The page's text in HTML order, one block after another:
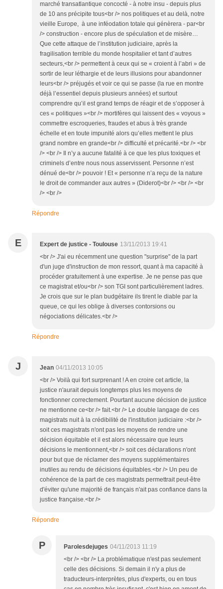
marché transatlantique concocté - à notre insu - depuis plus
de 10 ans précipite tous<br /> nos politiques et au delà, notre
vieille Europe, à une inféodation totale qui génèrera - par<br
/> construction - encore plus de spéculation et de misère…
Que cette attaque de l’institution judiciaire, après la
fragilisation terrible du monde hospitalier et tant d’autres
secteurs,<br /> permettent à ceux qui se « croient à l’abri » de
sortir de leur léthargie et de leurs illusions pour abandonner
leurs<br /> préjugés et voir ce qui se passe (la rue en montre
déjà l’essentiel depuis plusieurs années) et surtout
comprendre qu’il est grand temps de réagir et de s’opposer à
ces « politiques »<br /> mortifères qui laissent des « voyous »
commettre escroqueries, fraudes et abus à très grande
échelle et en toute impunité alors qu’elles mettent le plus
grand nombre en grande<br /> difficulté et précarité.<br /> <br
/> <br /> Il n’y a aucune fatalité à ce que les plus toxiques et
criminels d’entre nous nous asservissent. Personne n’est
dénué de<br /> pouvoir ! Et « personne n’a reçu de la nature
le droit de commander aux autres » (Diderot)<br /> <br /> <br
/> <br />
Répondre
E Expert de justice - Toulouse 13/11/2013 19:41
<br /> J'ai eu récemment une question "surprise" de la part
d'un juge d'instruction de mon ressort, quant à ma capacité à
procéder gratuitement à une expertise. Je ne pense pas que
ce magistrat et/ou<br /> son TGI sont particulièrement ladres.
Je crois que sur le plan budgétaire ils tirent le diable par la
queue, ce qui les oblige à diverses contorsions ou
négociations délicates.<br />
Répondre
J Jean 04/11/2013 10:05
<br /> Voilà qui fort surprenant ! A en croire cet article, la
justice n'aurait depuis longtemps plus les moyens de
fonctionner correctement. Pourtant aucune décision de justice
ne mentionne ce<br /> fait.<br /> Le double langage de ces
magistrats nuit à la crédibilité de l'institution judiciaire :<br />
soit ces magistrats n'ont pas les moyens de rendre une
décision équitable et il est alors nécessaire que leurs
décisions le mentionnent,<br /> soit ces déclarations n'ont
pour but que de réclamer des moyens supplémentaires
inutiles au rendu de décisions équitables.<br /> Un peu de
cohérence de la part de ces magistrats permettrait peut-être
d'éviter qu'une majorité de français n'ait pas confiance dans la
justice française.<br />
Répondre
P Parolesdejuges 04/11/2013 11:19
<br /> <br /> La problématique n'est pas seulement
celle des décisions. Si demain il n'y a plus de
traducteurs-interprètes, plus d'experts, ou en tous